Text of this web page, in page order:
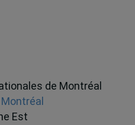
de Montréal
Est